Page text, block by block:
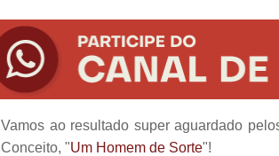
Vamos ao resultado super aguardado
Conceito, "Um Homem de Sorte"!